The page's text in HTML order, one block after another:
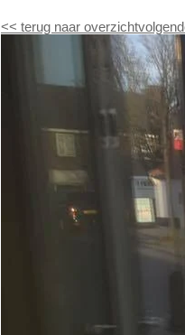
<< terug naar overzicht